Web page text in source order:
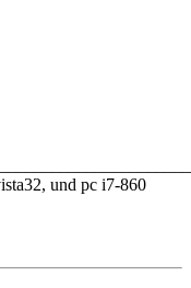
und pc i7-860